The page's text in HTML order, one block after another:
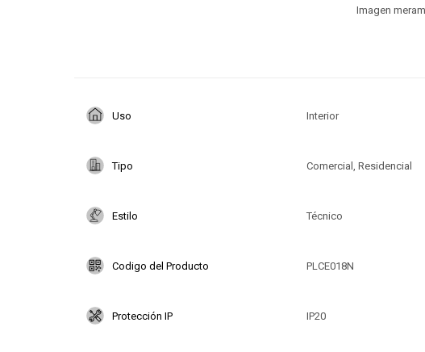
Imagen
Uso Interior
Tipo Comercial, Residencial
Estilo Técnico
Codigo del Producto PLCE018N
Protección IP IP20